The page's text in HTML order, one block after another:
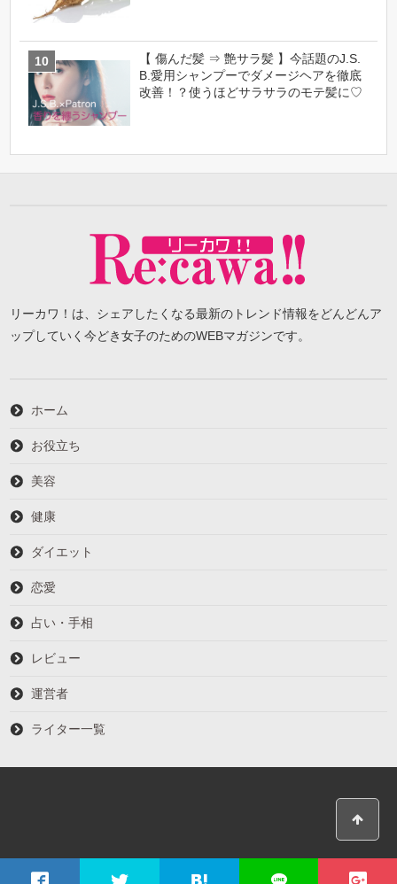
【 傷んだ髪 ⇒ 艶サラ髪 】今話題のJ.S.
B.愛用シャンプーでダメージヘアを徹底
改善！？使うほどサラサラのモテ髪に♡
リーカワ！は、シェアしたくなる最新のトレンド情報をどんどんア
ップしていく今どき女子のためのWEBマガジンです。
ホーム
お役立ち
美容
健康
ダイエット
恋愛
占い・手相
レビュー
運営者
ライター一覧